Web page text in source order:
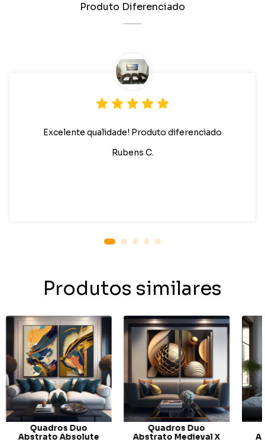
Produto Diferenciado
Excelente qualidade! Produto diferenciado
Rubens C.
Produtos similares
Quadros Duo
Abstrato Absolute
Quadros Duo
Abstrato Medieval X